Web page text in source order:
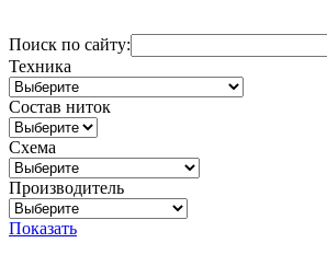
Поиск по сайту:
Техника
Состав ниток
Схема
Производитель
Показать